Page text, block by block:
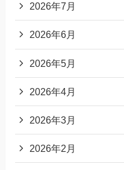
2026年7月
2026年6月
2026年5月
2026年4月
2026年3月
2026年2月